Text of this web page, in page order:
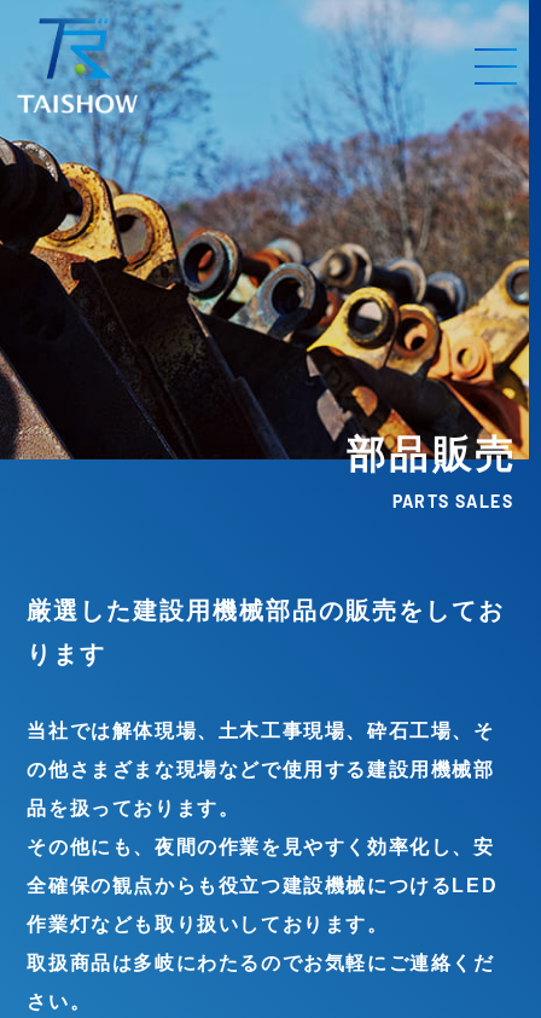
部品販売
PARTS SALES
厳選した建設用機械部品の販売をしてお
ります
当社では解体現場、土木工事現場、砕石工場、そ
の他さまざまな現場などで使用する建設用機械部
品を扱っております。
その他にも、夜間の作業を見やすく効率化し、安
全確保の観点からも役立つ建設機械につけるLED
作業灯なども取り扱いしております。
取扱商品は多岐にわたるのでお気軽にご連絡くだ
さい。